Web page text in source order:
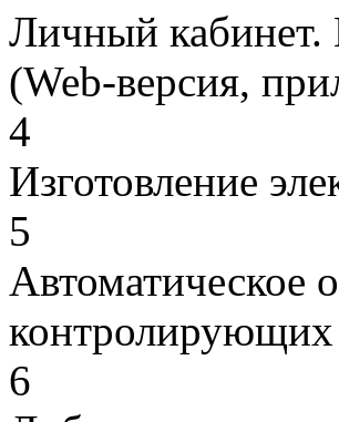
Личный кабинет.
(Web-версия,
4
Изготовление
5
Автоматическое
контролирующих
6